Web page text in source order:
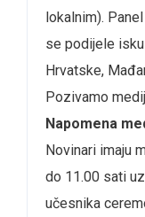
lokalnim).
se podijele
Hrvatske,
Pozivamo
Napomena
Novinari imaju
do 11.00 sati
učesnika